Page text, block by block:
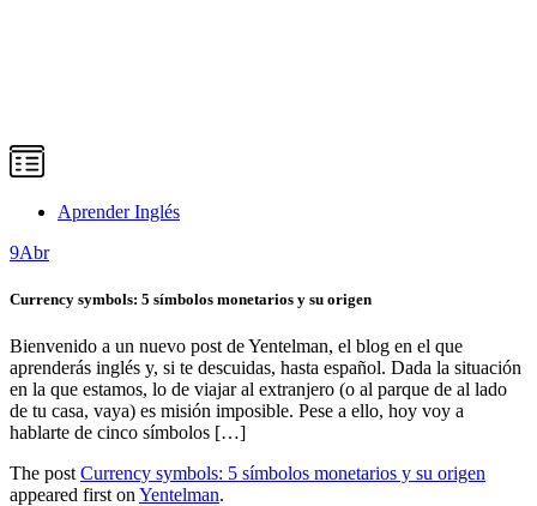
Aprender Inglés
9Abr
Currency symbols: 5 símbolos monetarios y su origen
Bienvenido a un nuevo post de Yentelman, el blog en el que
aprenderás inglés y, si te descuidas, hasta español. Dada la situación
en la que estamos, lo de viajar al extranjero (o al parque de al lado
de tu casa, vaya) es misión imposible. Pese a ello, hoy voy a
hablarte de cinco símbolos […]
The post Currency symbols: 5 símbolos monetarios y su origen
appeared first on Yentelman.